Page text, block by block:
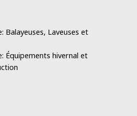
Balayeuses, Laveuses et
Équipements hivernal et